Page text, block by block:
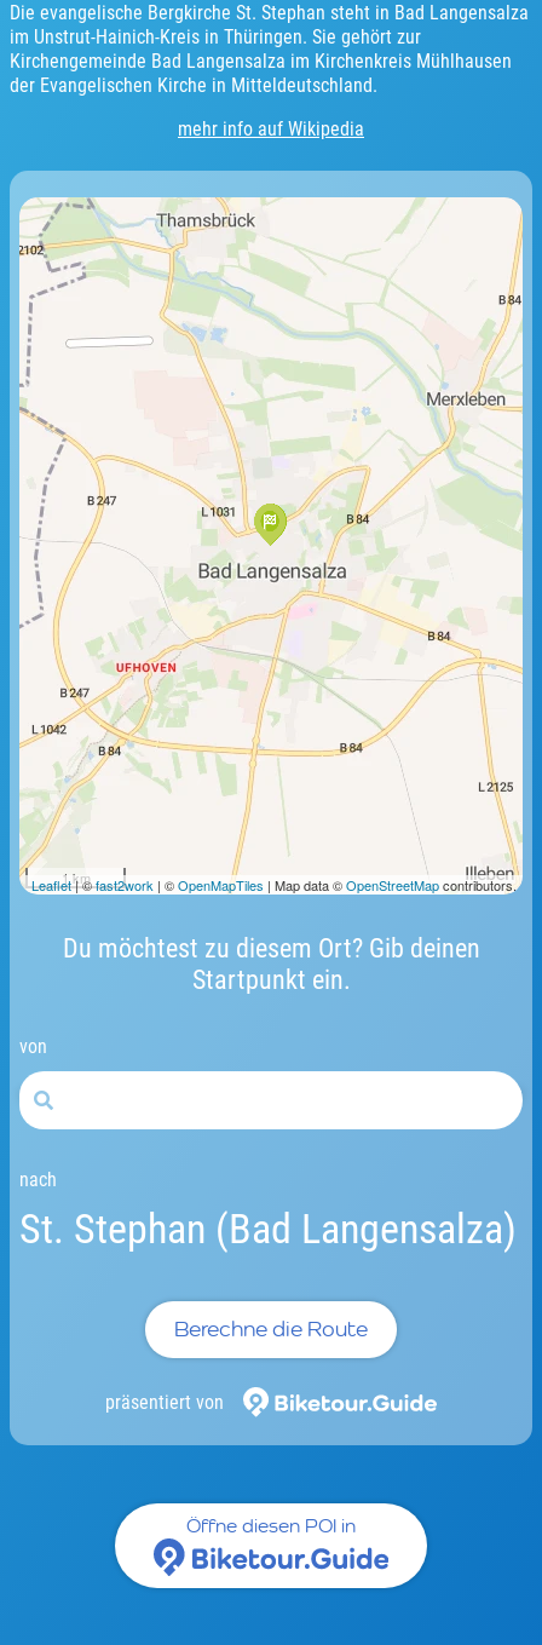
Die evangelische Bergkirche St. Stephan steht in Bad Langensalza
im Unstrut-Hainich-Kreis in Thüringen. Sie gehört zur
Kirchengemeinde Bad Langensalza im Kirchenkreis Mühlhausen
der Evangelischen Kirche in Mitteldeutschland.
mehr info auf Wikipedia
Du möchtest zu diesem Ort? Gib deinen
Startpunkt ein.
von
nach
St. Stephan (Bad Langensalza)
Berechne die Route
präsentiert von
1 km
Leaflet| ©fast2work | ©OpenMapTiles | Map data ©OpenStreetMapcontributors.
Öffne diesen POI in